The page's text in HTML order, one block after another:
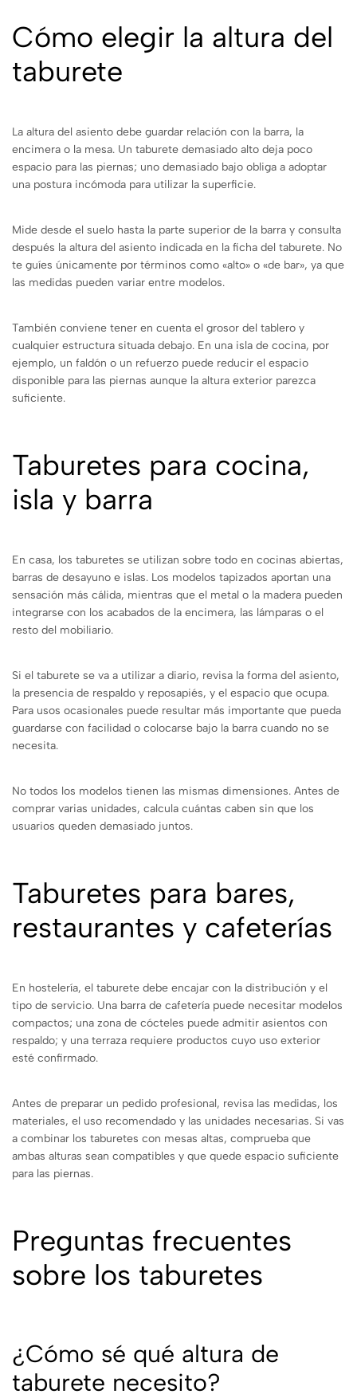
Cómo elegir la altura del
taburete
La altura del asiento debe guardar relación con la barra, la
encimera o la mesa. Un taburete demasiado alto deja poco
espacio para las piernas; uno demasiado bajo obliga a adoptar
una postura incómoda para utilizar la superficie.
Mide desde el suelo hasta la parte superior de la barra y consulta
después la altura del asiento indicada en la ficha del taburete. No
te guíes únicamente por términos como «alto» o «de bar», ya que
las medidas pueden variar entre modelos.
También conviene tener en cuenta el grosor del tablero y
cualquier estructura situada debajo. En una isla de cocina, por
ejemplo, un faldón o un refuerzo puede reducir el espacio
disponible para las piernas aunque la altura exterior parezca
suficiente.
Taburetes para cocina,
isla y barra
En casa, los taburetes se utilizan sobre todo en cocinas abiertas,
barras de desayuno e islas. Los modelos tapizados aportan una
sensación más cálida, mientras que el metal o la madera pueden
integrarse con los acabados de la encimera, las lámparas o el
resto del mobiliario.
Si el taburete se va a utilizar a diario, revisa la forma del asiento,
la presencia de respaldo y reposapiés, y el espacio que ocupa.
Para usos ocasionales puede resultar más importante que pueda
guardarse con facilidad o colocarse bajo la barra cuando no se
necesita.
No todos los modelos tienen las mismas dimensiones. Antes de
comprar varias unidades, calcula cuántas caben sin que los
usuarios queden demasiado juntos.
Taburetes para bares,
restaurantes y cafeterías
En hostelería, el taburete debe encajar con la distribución y el
tipo de servicio. Una barra de cafetería puede necesitar modelos
compactos; una zona de cócteles puede admitir asientos con
respaldo; y una terraza requiere productos cuyo uso exterior
esté confirmado.
Antes de preparar un pedido profesional, revisa las medidas, los
materiales, el uso recomendado y las unidades necesarias. Si vas
a combinar los taburetes con mesas altas, comprueba que
ambas alturas sean compatibles y que quede espacio suficiente
para las piernas.
Preguntas frecuentes
sobre los taburetes
¿Cómo sé qué altura de
taburete necesito?